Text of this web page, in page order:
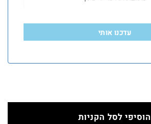
עדכנו אותי
הוסיפי לסל הקניות